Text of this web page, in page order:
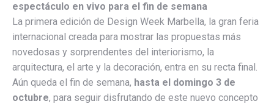
espectáculo en vivo para el fin de semana
La primera edición de Design Week Marbella, la gran feria
internacional creada para mostrar las propuestas más
novedosas y sorprendentes del interiorismo, la
arquitectura, el arte y la decoración, entra en su recta final.
Aún queda el fin de semana, hasta el domingo 3 de
octubre, para seguir disfrutando de este nuevo concepto